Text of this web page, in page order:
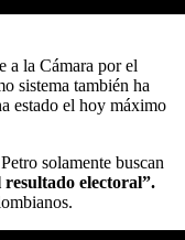
a la Cámara por el
sistema también ha
estado el hoy máximo
solamente buscan
electoral”.